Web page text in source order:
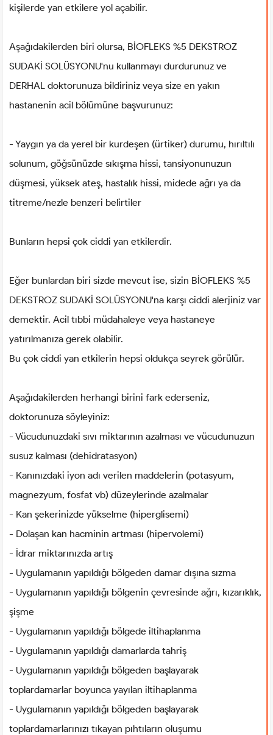
kişilerde yan etkilere yol açabilir.
Aşağıdakilerden biri olursa, BİOFLEKS %5 DEKSTROZ
SUDAKİ SOLÜSYONU'nu kullanmayı durdurunuz ve
DERHAL doktorunuza bildiriniz veya size en yakın
hastanenin acil bölümüne başvurunuz:
- Yaygın ya da yerel bir kurdeşen (ürtiker) durumu, hırıltılı
solunum, göğsünüzde sıkışma hissi, tansiyonunuzun
düşmesi, yüksek ateş, hastalık hissi, midede ağrı ya da
titreme/nezle benzeri belirtiler
Bunların hepsi çok ciddi yan etkilerdir.
Eğer bunlardan biri sizde mevcut ise, sizin BİOFLEKS %5
DEKSTROZ SUDAKİ SOLÜSYONU'na karşı ciddi alerjiniz var
demektir. Acil tıbbi müdahaleye veya hastaneye
yatırılmanıza gerek olabilir.
Bu çok ciddi yan etkilerin hepsi oldukça seyrek görülür.
Aşağıdakilerden herhangi birini fark ederseniz,
doktorunuza söyleyiniz:
- Vücudunuzdaki sıvı miktarının azalması ve vücudunuzun
susuz kalması (dehidratasyon)
- Kanınızdaki iyon adı verilen maddelerin (potasyum,
magnezyum, fosfat vb) düzeylerinde azalmalar
- Kan şekerinizde yükselme (hiperglisemi)
- Dolaşan kan hacminin artması (hipervolemi)
- İdrar miktarınızda artış
- Uygulamanın yapıldığı bölgeden damar dışına sızma
- Uygulamanın yapıldığı bölgenin çevresinde ağrı, kızarıklık,
şişme
- Uygulamanın yapıldığı bölgede iltihaplanma
- Uygulamanın yapıldığı damarlarda tahriş
- Uygulamanın yapıldığı bölgeden başlayarak
toplardamarlar boyunca yayılan iltihaplanma
- Uygulamanın yapıldığı bölgeden başlayarak
toplardamarlarınızı tıkayan pıhtıların oluşumu